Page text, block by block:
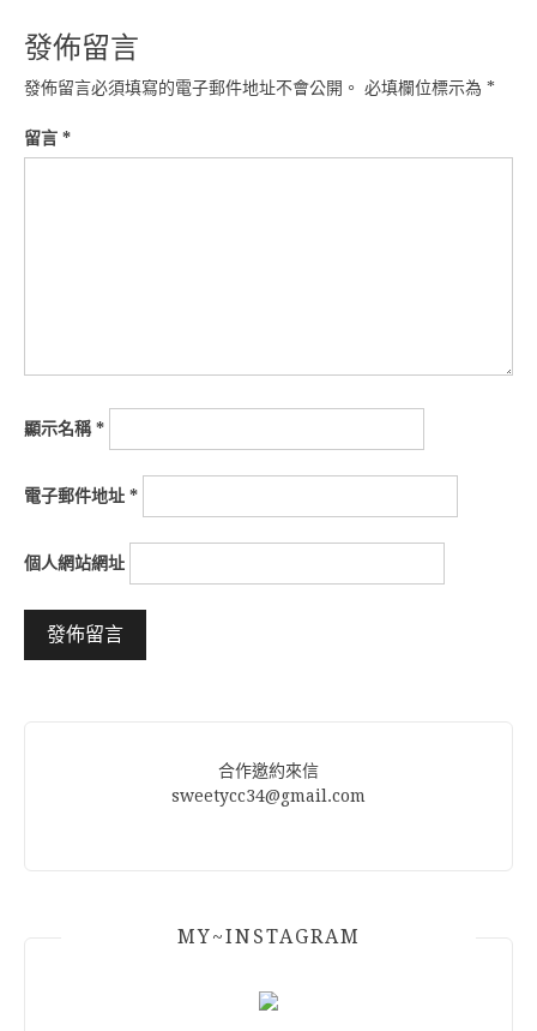
發佈留言
發佈留言必須填寫的電子郵件地址不會公開。 必填欄位標示為 *
留言 *
顯示名稱*
電子郵件地址 *
個人網站網址
合作邀約來信
sweetycc34@gmail.com
MY~INSTAGRAM